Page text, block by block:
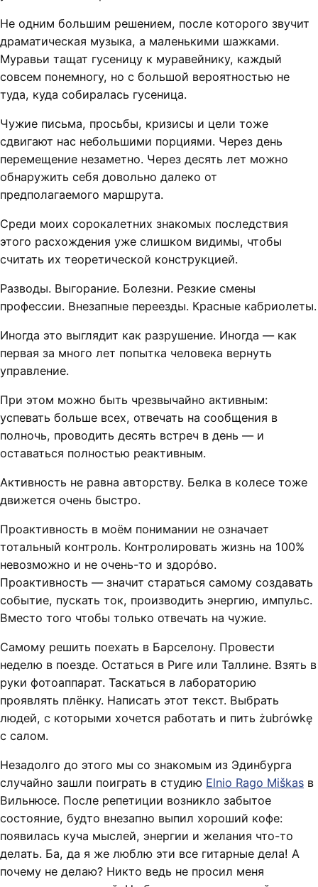
Не одним большим решением, после которого звучит
драматическая музыка, а маленькими шажками.
Муравьи тащат гусеницу к муравейнику, каждый
совсем понемногу, но с большой вероятностью не
туда, куда собиралась гусеница.
Чужие письма, просьбы, кризисы и цели тоже
сдвигают нас небольшими порциями. Через день
перемещение незаметно. Через десять лет можно
обнаружить себя довольно далеко от
предполагаемого маршрута.
Среди моих сорокалетних знакомых последствия
этого расхождения уже слишком видимы, чтобы
считать их теоретической конструкцией.
Разводы. Выгорание. Болезни. Резкие смены
профессии. Внезапные переезды. Красные кабриолеты.
Иногда это выглядит как разрушение. Иногда — как
первая за много лет попытка человека вернуть
управление.
При этом можно быть чрезвычайно активным:
успевать больше всех, отвечать на сообщения в
полночь, проводить десять встреч в день — и
оставаться полностью реактивным.
Активность не равна авторству. Белка в колесе тоже
движется очень быстро.
Проактивность в моём понимании не означает
тотальный контроль. Контролировать жизнь на 100%
невозможно и не очень-то и здорóво.
Проактивность — значит стараться самому создавать
событие, пускать ток, производить энергию, импульс.
Вместо того чтобы только отвечать на чужие.
Самому решить поехать в Барселону. Провести
неделю в поезде. Остаться в Риге или Таллине. Взять в
руки фотоаппарат. Таскаться в лабораторию
проявлять плёнку. Написать этот текст. Выбрать
людей, с которыми хочется работать и пить żubrówkę
с салом.
Незадолго до этого мы со знакомым из Эдинбурга
случайно зашли поиграть в студию Elnio Rago Miškas в
Вильнюсе. После репетиции возникло забытое
состояние, будто внезапно выпил хороший кофе:
появилась куча мыслей, энергии и желания что-то
делать. Ба, да я же люблю эти все гитарные дела! А
почему не делаю? Никто ведь не просил меня